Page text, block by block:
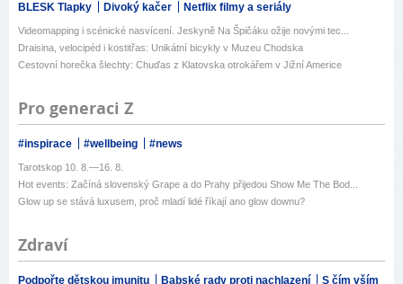
BLESK Tlapky Divoký kačer Netflix filmy a seriály
Videomapping i scénické nasvícení. Jeskyně Na Špičáku ožije novými tec...
Draisina, velocipéd i kostitřas: Unikátní bicykly v Muzeu Chodska
Cestovní horečka šlechty: Chuďas z Klatovska otrokářem v Jižní Americe
Pro generaci Z
#inspirace #wellbeing #news
Tarotskop 10. 8.—16. 8.
Hot events: Začíná slovenský Grape a do Prahy přijedou Show Me The Bod...
Glow up se stává luxusem, proč mladí lidé říkají ano glow downu?
Zdraví
Podpořte dětskou imunitu Babské rady proti nachlazení
S čím vším